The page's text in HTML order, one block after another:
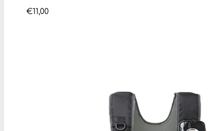
€11,00